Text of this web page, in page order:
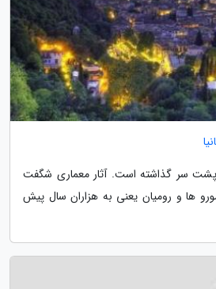
پشت سر گذاشته است. آثار معماری شگفت
ها و رومیان یعنی به هزاران سال پیش